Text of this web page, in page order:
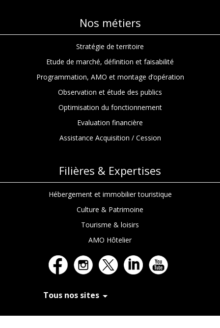
Nos métiers
Stratégie de territoire
Etude de marché, définition et faisabilité
Programmation, AMO et montage d’opération
Observation et étude des publics
Optimisation du fonctionnement
Evaluation financière
Assistance Acquisition / Cession
Filières & Expertises
Hébergement et immobilier touristique
Culture & Patrimoine
Tourisme & loisirs
AMO Hôtelier
Tous nos sites